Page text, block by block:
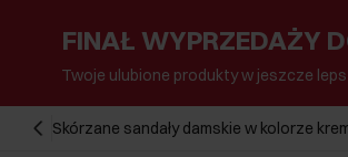
FINAŁ WYPRZEDAŻY
Twoje ulubione produkty w jeszcze
Skórzane sandały damskie w kolorze